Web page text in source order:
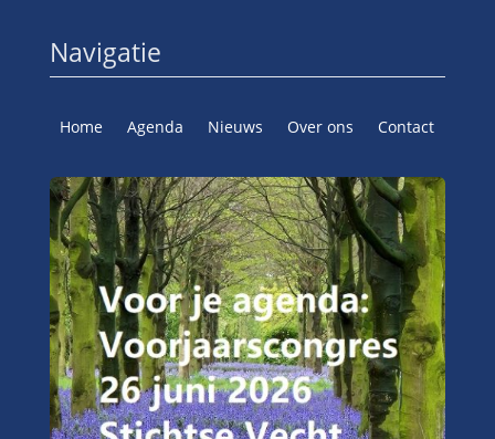
Navigatie
Home Agenda Nieuws Over ons Contact